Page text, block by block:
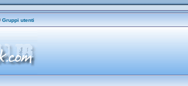
Gruppi utenti